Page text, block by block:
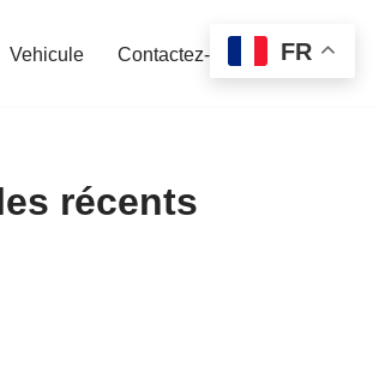
Vehicule Contactez-nous
récents
FR